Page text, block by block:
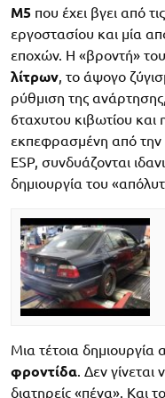
Μ5 που έχει βγει από
εργοστασίου και μία
εποχών. Η «βροντή» του
λίτρων, το άψογο
ρύθμιση της
6ταχυτου κιβωτίου και
εκπεφρασμένη από την
ESP, συνδυάζονται
δημιουργία του
Μια τέτοια δημιουργία
φροντίδα . Δεν
διατηρείς «πένα». Και